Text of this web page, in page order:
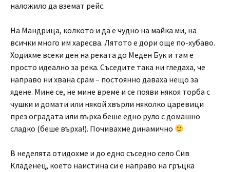
наложило да вземат рейс.
На Мандрица, колкото и да е чудно на майка ми, на
всички много им харесва. Лятото е дори още по-хубаво.
Ходихме всеки ден на реката до Меден Бук и там е
просто идеално за река. Съседите така ни гледаха, че
направо ни хвана срам – постоянно даваха нещо за
ядене. Мине се, не мине време и се появи някоя торба с
чушки и домати или някой хвърли няколко царевици
през оградата или върха беше едно руло с домашно
сладко (беше върха!). Почивахме динамично
В неделята отидохме и до едно съседно село Сив
Кладенец, което наистина си е направо на гръцка